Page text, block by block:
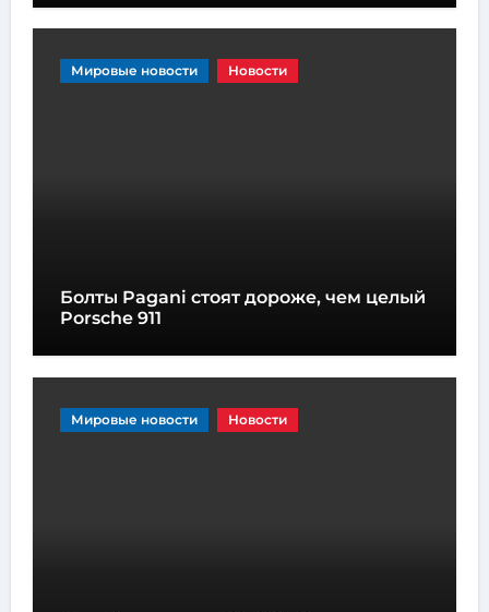
Мировые новости Новости
Болты Pagani стоят дороже, чем целый
Porsche 911
Мировые новости Новости